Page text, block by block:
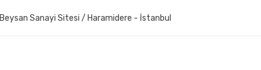
Beysan Sanayi Sitesi / Haramidere - İstanbul